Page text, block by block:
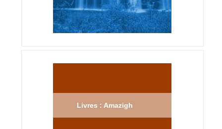
Livres : Amazigh